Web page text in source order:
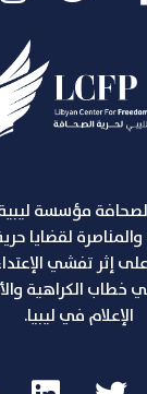
الصحافة مؤسسة
لقضايا
تأسست عام 2013 على إثر تفشي
خطاب الكراهية
الإعلام في ليبيا.